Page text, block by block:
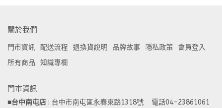
關於我們
門市資訊 配送流程 退換貨說明 品牌故事 隱私政策
會員登入
所有商品
知識專欄
門市資訊
■台中南屯店 : 台中市南屯區永春東路1318號    電話04-23861061